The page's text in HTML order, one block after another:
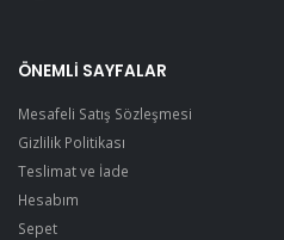
ÖNEMLI SAYFALAR
Mesafeli Satış Sözleşmesi
Gizlilik Politikası
Teslimat ve İade
Hesabım
Sepet